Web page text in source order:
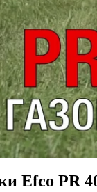
Efco PR